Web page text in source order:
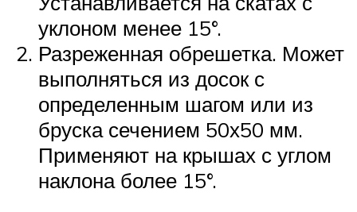
уклоном менее 15°.
Разреженная обрешетка. Может
выполняться из досок с
определенным шагом или из
бруска сечением 50х50 мм.
Применяют на крышах с углом
наклона более 15°.